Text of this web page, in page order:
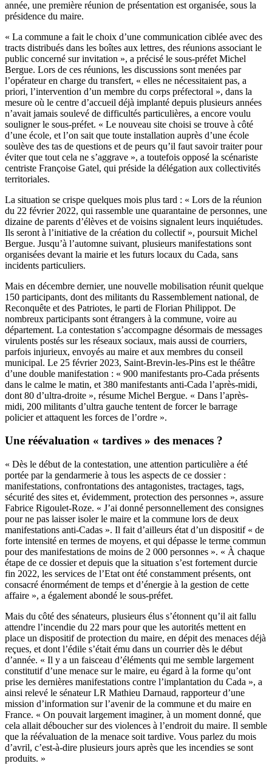
année, une première réunion de présentation est organisée, sous la
présidence du maire.
« La commune a fait le choix d’une communication ciblée avec des
tracts distribués dans les boîtes aux lettres, des réunions associant le
public concerné sur invitation », a précisé le sous-préfet Michel
Bergue. Lors de ces réunions, les discussions sont menées par
l’opérateur en charge du transfert, « elles ne nécessitaient pas, a
priori, l’intervention d’un membre du corps préfectoral », dans la
mesure où le centre d’accueil déjà implanté depuis plusieurs années
n’avait jamais soulevé de difficultés particulières, a encore voulu
souligner le sous-préfet. « Le nouveau site choisi se trouve à côté
d’une école, et l’on sait que toute installation auprès d’une école
soulève des tas de questions et de peurs qu’il faut savoir traiter pour
éviter que tout cela ne s’aggrave », a toutefois opposé la scénariste
centriste Françoise Gatel, qui préside la délégation aux collectivités
territoriales.
La situation se crispe quelques mois plus tard : « Lors de la réunion
du 22 février 2022, qui rassemble une quarantaine de personnes, une
dizaine de parents d’élèves et de voisins signalent leurs inquiétudes.
Ils seront à l’initiative de la création du collectif », poursuit Michel
Bergue. Jusqu’à l’automne suivant, plusieurs manifestations sont
organisées devant la mairie et les futurs locaux du Cada, sans
incidents particuliers.
Mais en décembre dernier, une nouvelle mobilisation réunit quelque
150 participants, dont des militants du Rassemblement national, de
Reconquête et des Patriotes, le parti de Florian Philippot. De
nombreux participants sont étrangers à la commune, voire au
département. La contestation s’accompagne désormais de messages
virulents postés sur les réseaux sociaux, mais aussi de courriers,
parfois injurieux, envoyés au maire et aux membres du conseil
municipal. Le 25 février 2023, Saint-Brevin-les-Pins est le théâtre
d’une double manifestation : « 900 manifestants pro-Cada présents
dans le calme le matin, et 380 manifestants anti-Cada l’après-midi,
dont 80 d’ultra-droite », résume Michel Bergue. « Dans l’après-
midi, 200 militants d’ultra gauche tentent de forcer le barrage
policier et attaquent les forces de l’ordre ».
Une réévaluation « tardives » des menaces ?
« Dès le début de la contestation, une attention particulière a été
portée par la gendarmerie à tous les aspects de ce dossier :
manifestations, confrontations des antagonistes, tractages, tags,
sécurité des sites et, évidemment, protection des personnes », assure
Fabrice Rigoulet-Roze. « J’ai donné personnellement des consignes
pour ne pas laisser isoler le maire et la commune lors de deux
manifestations anti-Cadas ». Il fait d’ailleurs état d’un dispositif « de
forte intensité en termes de moyens, et qui dépasse le terme commun
pour des manifestations de moins de 2 000 personnes ». « À chaque
étape de ce dossier et depuis que la situation s’est fortement durcie
fin 2022, les services de l’Etat ont été constamment présents, ont
consacré énormément de temps et d’énergie à la gestion de cette
affaire », a également abondé le sous-préfet.
Mais du côté des sénateurs, plusieurs élus s’étonnent qu’il ait fallu
attendre l’incendie du 22 mars pour que les autorités mettent en
place un dispositif de protection du maire, en dépit des menaces déjà
reçues, et dont l’édile s’était ému dans un courrier dès le début
d’année. « Il y a un faisceau d’éléments qui me semble largement
constitutif d’une menace sur le maire, eu égard à la forme qu’ont
prise les dernières manifestations contre l’implantation du Cada », a
ainsi relevé le sénateur LR Mathieu Darnaud, rapporteur d’une
mission d’information sur l’avenir de la commune et du maire en
France. « On pouvait largement imaginer, à un moment donné, que
cela allait déboucher sur des violences à l’endroit du maire. Il semble
que la réévaluation de la menace soit tardive. Vous parlez du mois
d’avril, c’est-à-dire plusieurs jours après que les incendies se sont
produits. »